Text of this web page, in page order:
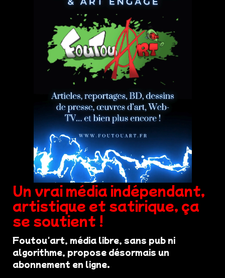
Un vrai média indépendant,
artistique et satirique, ça
se soutient !
Foutou'art, média libre, sans pub ni
algorithme, propose désormais un
abonnement en ligne.